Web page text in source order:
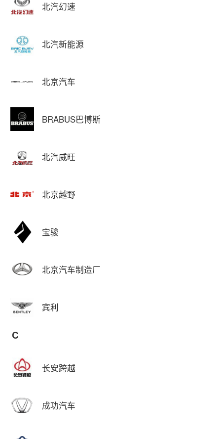
北汽幻速
北汽新能源
北京汽车
BRABUS巴博斯
北汽威旺
北京越野
宝骏
北京汽车制造厂
宾利
C
长安跨越
成功汽车